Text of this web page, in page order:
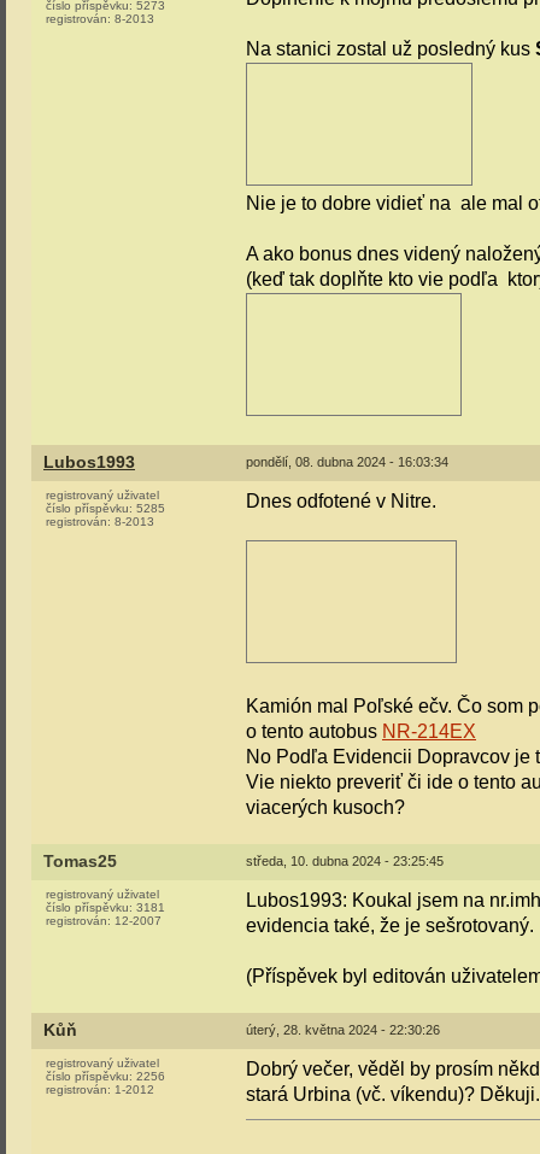
číslo příspěvku: 5273
registrován: 8-2013
Na stanici zostal už posledný kus
Nie je to dobre vidieť na ale mal
A ako bonus dnes videný
(keď tak doplňte kto vie podľa
Lubos1993 pondělí, 08. dubna 2024 - 16:03:34
registrovaný uživatel
číslo příspěvku: 5285
registrován: 8-2013
Dnes odfotené v Nitre.
Kamión mal Poľské ečv. Čo som
o tento autobus NR-214EX
No Podľa Evidencii Dopravcov je
Vie niekto preveriť či ide o tento
viacerých kusoch?
Tomas25 středa, 10. dubna 2024 - 23:25:45
registrovaný uživatel
číslo příspěvku: 3181
registrován: 12-2007
Lubos1993: Koukal jsem na
evidencia také, že je sešrotovaný.
(Příspěvek byl editován
Kůň úterý, 28. května 2024 - 22:30:26
registrovaný uživatel
číslo příspěvku: 2256
registrován: 1-2012
Dobrý večer, věděl by prosím
stará Urbina (vč. víkendu)? Děkuji.